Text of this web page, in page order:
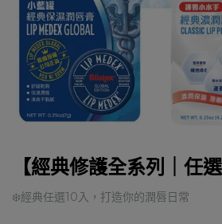
【經典修護全系列｜任
❄️經典任選10入，打造你的潤唇日常